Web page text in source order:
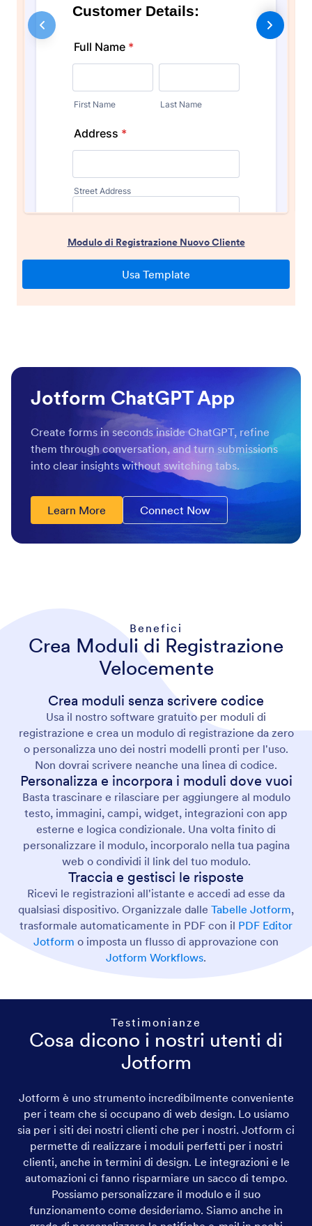
Jotform ChatGPT App
Create forms in seconds inside ChatGPT, refine
them through conversation, and turn submissions
into clear insights without switching tabs.
Learn More Connect Now
Benefici
Crea Moduli di Registrazione
Velocemente
Crea moduli senza scrivere codice
Usa il nostro software gratuito per moduli di
registrazione e crea un modulo di registrazione da zero
o personalizza uno dei nostri modelli pronti per l'uso.
Non dovrai scrivere neanche una linea di codice.
Personalizza e incorpora i moduli dove vuoi
Basta trascinare e rilasciare per aggiungere al modulo
testo, immagini, campi, widget, integrazioni con app
esterne e logica condizionale. Una volta finito di
personalizzare il modulo, incorporalo nella tua pagina
web o condividi il link del tuo modulo.
Traccia e gestisci le risposte
Ricevi le registrazioni all'istante e accedi ad esse da
qualsiasi dispositivo. Organizzale dalle Tabelle Jotform,
trasformale automaticamente in PDF con il PDF Editor
Jotform o imposta un flusso di approvazione con
Jotform Workflows.
Testimonianze
Cosa dicono i nostri utenti di
Jotform
Jotform è uno strumento incredibilmente conveniente
per i team che si occupano di web design. Lo usiamo
sia per i siti dei nostri clienti che per i nostri. Jotform ci
permette di realizzare i moduli perfetti per i nostri
clienti, anche in termini di design. Le integrazioni e le
automazioni ci fanno risparmiare un sacco di tempo.
Possiamo personalizzare il modulo e il suo
funzionamento come desideriamo. Siamo anche in